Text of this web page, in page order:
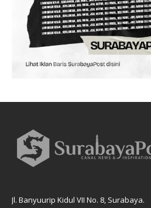
Jl. Banyuurip Kidul VII No. 8, Surabaya.